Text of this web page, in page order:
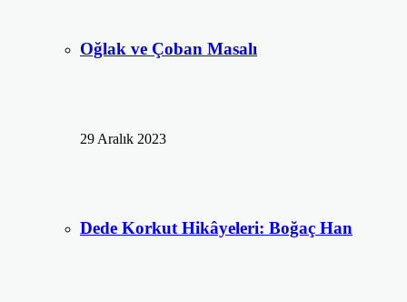
Oğlak ve Çoban Masalı
29 Aralık 2023
Dede Korkut Hikâyeleri: Boğaç Han